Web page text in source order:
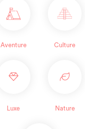
Aventure Culture
Luxe Nature